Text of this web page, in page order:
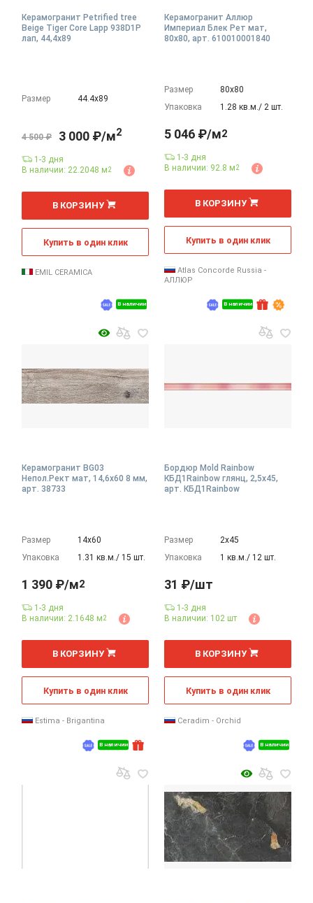
Керамогранит Petrified tree
Beige Tiger Core Lapp 938D1P
лап, 44,4x89
Размер 44.4х89
В наличии
4 500 ₽ 3 000 ₽/м2
1-3 дня
В наличии: 22.2048 м2
В КОРЗИНУ
Купить в один клик
EMIL CERAMICA
Керамогранит Аллюр
Империал Блек Рет мат,
80x80, арт. 610010001840
Размер
80х80
Упаковка
1.28 кв.м./ 2 шт.
В наличии
5 046 ₽/м2
1-3 дня
В наличии: 92.8 м2
м
В КОРЗИНУ
Купить в один клик
Atlas Concorde Russia -
АЛЛЮР
Керамогранит BG03
Непол.Рект мат, 14,6x60 8 мм,
арт. 38733
Размер
14х60
Упаковка
1.31 кв.м./ 15 шт.
В наличии
1 390 ₽/м2
1-3 дня
В наличии: 2.1648 м2
м
В КОРЗИНУ
Купить в один клик
Estima - Brigantina
Бордюр Mold Rainbow
КБД1Rainbow глянц, 2,5x45,
арт. КБД1Rainbow
Размер
2х45
Упаковка
1 кв.м./ 12 шт.
В наличии
31 ₽/шт
1-3 дня
В наличии: 102 шт
шт
В КОРЗИНУ
Купить в один клик
Ceradim - Orchid